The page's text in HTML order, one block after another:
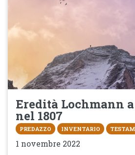
Eredità Lochmann
nel 1807
PREDAZZO INVENTARIO
1 novembre 2022